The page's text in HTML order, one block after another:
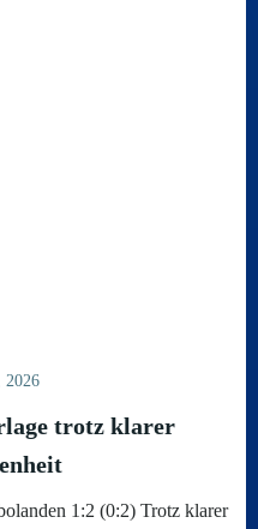
2026
trotz klarer
1:2 (0:2) Trotz klarer